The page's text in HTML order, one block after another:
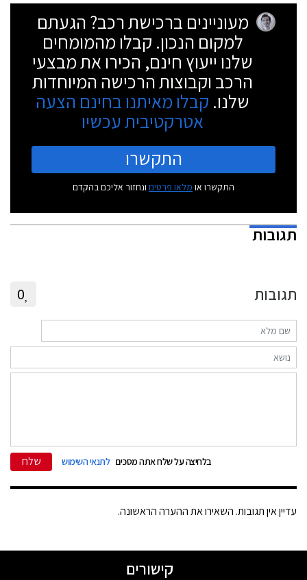
מעוניינים ברכישת רכב? הגעתם
למקום הנכון. קבלו מהמומחים
שלנו ייעוץ חינם, הכירו את מבצעי
הרכב וקבוצות הרכישה המיוחדות
שלנו. קבלו מאיתנו בחינם הצעה
אטרקטיבית עכשיו
התקשרו
התקשרו או מלאו פרטים ונחזור אליכם בהקדם
תגובות
תגובות 0
בלחיצה על שלח אתה מסכים לתנאי השימוש שלח
עדיין אין תגובות. השאירו את ההערה הראשונה.
קישורים